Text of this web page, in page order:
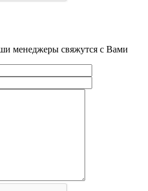
менеджеры свяжутся с Вами